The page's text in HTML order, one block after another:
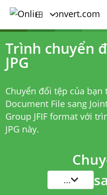
Trình chuyển
JPG
Chuyển đổi tệp của
Document File sang
Group JFIF format với
JPG này.
...